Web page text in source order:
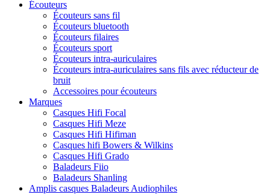
Écouteurs
Écouteurs sans fil
Écouteurs bluetooth
Écouteurs filaires
Écouteurs sport
Écouteurs intra-auriculaires
Écouteurs intra-auriculaires sans fils avec réducteur de
bruit
Accessoires pour écouteurs
Marques
Casques Hifi Focal
Casques Hifi Meze
Casques Hifi Hifiman
Casques hifi Bowers & Wilkins
Casques Hifi Grado
Baladeurs Fiio
Baladeurs Shanling
Amplis casques Baladeurs Audiophiles